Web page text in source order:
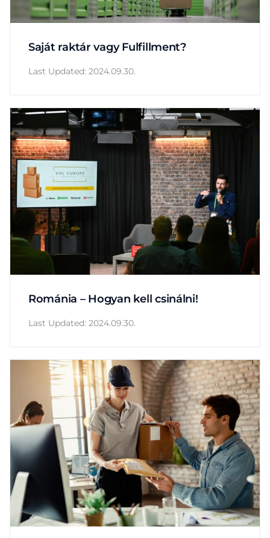
Adatvédelmi irányelvek
Magyar
Polski
Slovenčina
Saját raktár vagy Fulfillment?
Last Updated: 2024.09.30.
Románia – Hogyan kell csinálni!
Last Updated: 2024.09.30.